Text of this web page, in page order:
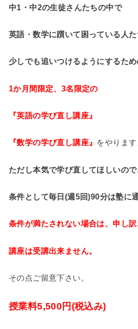
中1・中2の生徒さんたちの中で
英語・数学に躓いて困っている人た
少しでも追いつけるようにするため
1か月間限定、3名限定の
『英語の学び直し講座』
『数学の学び直し講座』 をやります
ただし本気で学び直してほしいので
条件として毎日(週5回)90分は塾に
条件が満たされない場合は、申し訳
講座は受講出来ません。
その点ご留意下さい。
授業料5,500円(税込み)